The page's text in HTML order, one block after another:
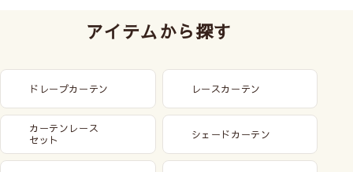
アイテムから探す
ドレープカーテン レースカーテン
カーテンレース
セット
シェードカーテン